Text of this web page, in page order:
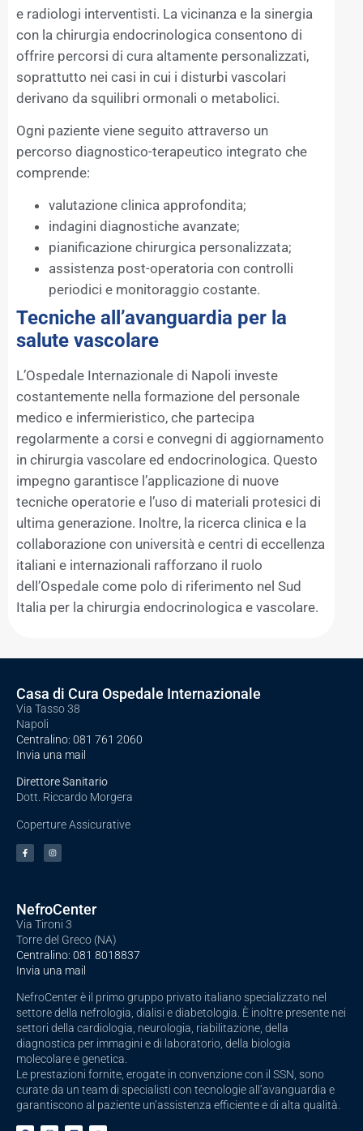
e radiologi interventisti. La vicinanza e la sinergia
con la chirurgia endocrinologica consentono di
offrire percorsi di cura altamente personalizzati,
soprattutto nei casi in cui i disturbi vascolari
derivano da squilibri ormonali o metabolici.
Ogni paziente viene seguito attraverso un
percorso diagnostico-terapeutico integrato che
comprende:
valutazione clinica approfondita;
indagini diagnostiche avanzate;
pianificazione chirurgica personalizzata;
assistenza post-operatoria con controlli
periodici e monitoraggio costante.
Tecniche all’avanguardia per la
salute vascolare
L’Ospedale Internazionale di Napoli investe
costantemente nella formazione del personale
medico e infermieristico, che partecipa
regolarmente a corsi e convegni di aggiornamento
in chirurgia vascolare ed endocrinologica. Questo
impegno garantisce l’applicazione di nuove
tecniche operatorie e l’uso di materiali protesici di
ultima generazione. Inoltre, la ricerca clinica e la
collaborazione con università e centri di eccellenza
italiani e internazionali rafforzano il ruolo
dell’Ospedale come polo di riferimento nel Sud
Italia per la chirurgia endocrinologica e vascolare.
Casa di Cura Ospedale Internazionale
Via Tasso 38
Napoli
Centralino: 081 761 2060
Invia una mail
Direttore Sanitario
Dott. Riccardo Morgera
Coperture Assicurative
NefroCenter
Via Tironi 3
Torre del Greco (NA)
Centralino: 081 8018837
Invia una mail
NefroCenter è il primo gruppo privato italiano specializzato nel
settore della nefrologia, dialisi e diabetologia. È inoltre presente nei
settori della cardiologia, neurologia, riabilitazione, della
diagnostica per immagini e di laboratorio, della biologia
molecolare e genetica.
Le prestazioni fornite, erogate in convenzione con il SSN, sono
curate da un team di specialisti con tecnologie all’avanguardia e
garantiscono al paziente un’assistenza efficiente e di alta qualità.